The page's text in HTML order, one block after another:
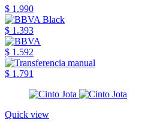
$ 1.990
$ 1.393
$ 1.592
$ 1.791
Quick view